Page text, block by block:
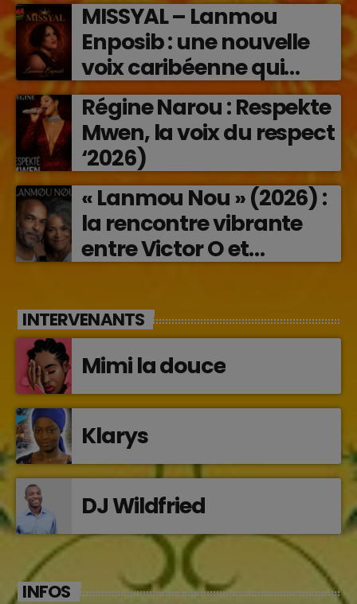
MISSYAL – Lanmou
Enposib : une nouvelle
voix caribéenne qui
transforme les émotions
en musique (2026)
Régine Narou : Respekte
Mwen, la voix du respect
‘2026)
« Lanmou Nou » (2026) :
la rencontre vibrante
entre Victor O et
INTERVENANTS
Mimi la douce
Klarys
DJ Wildfried
INFOS